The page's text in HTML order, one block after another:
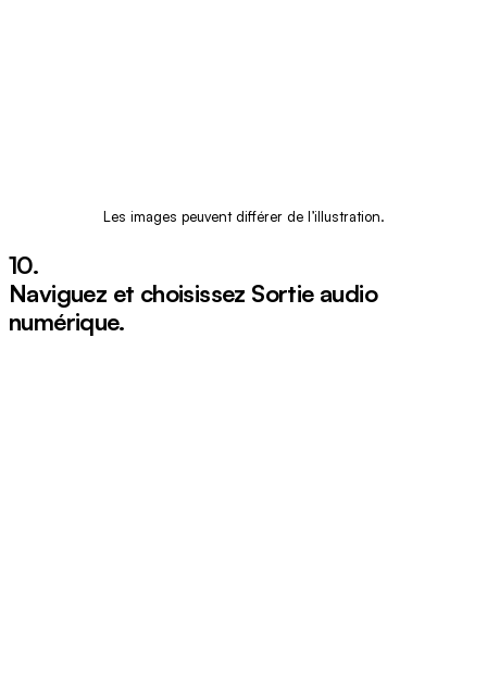
Les images peuvent différer de l’illustration.
10.
Naviguez et choisissez Sortie audio
numérique.